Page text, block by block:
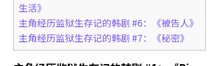
生活》
主角经历监狱生存记的韩剧 #6：《被告人》
主角经历监狱生存记的韩剧 #7：《秘密》